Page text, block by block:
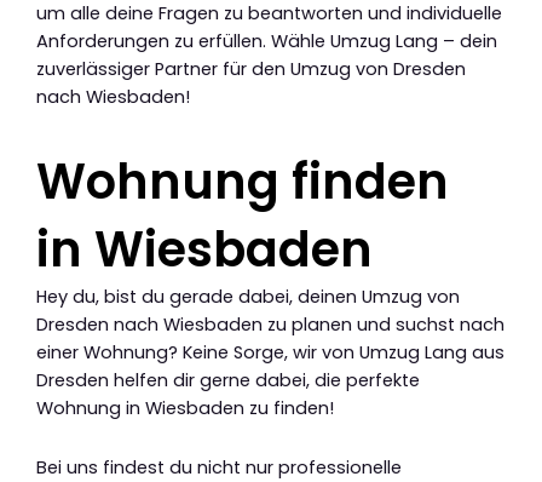
um alle deine Fragen zu beantworten und individuelle
Anforderungen zu erfüllen. Wähle Umzug Lang – dein
zuverlässiger Partner für den Umzug von Dresden
nach Wiesbaden!
Wohnung finden
in Wiesbaden
Hey du, bist du gerade dabei, deinen Umzug von
Dresden nach Wiesbaden zu planen und suchst nach
einer Wohnung? Keine Sorge, wir von Umzug Lang aus
Dresden helfen dir gerne dabei, die perfekte
Wohnung in Wiesbaden zu finden!
Bei uns findest du nicht nur professionelle